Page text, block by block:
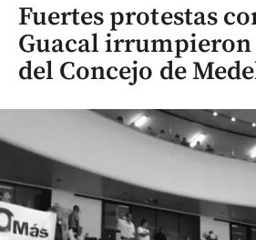
Fuertes protestas
Guacal irrumpieron
del Concejo de